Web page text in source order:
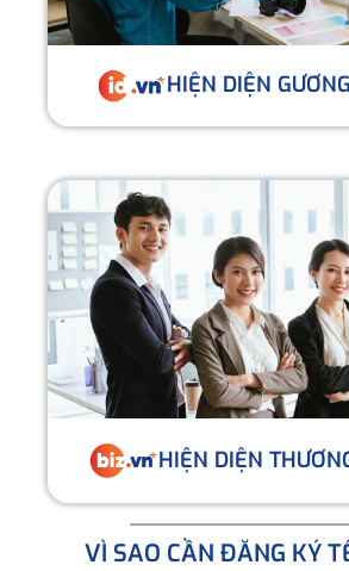
HIỆN DIỆN
HIỆN DIỆN
VÌ SAO CẦN ĐĂNG KÝ